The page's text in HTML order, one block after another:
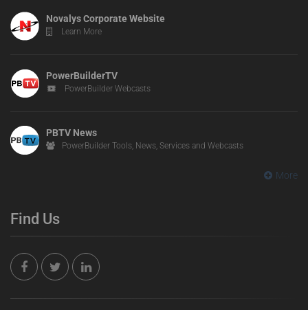
Novalys Corporate Website
Learn More
PowerBuilderTV
PowerBuilder Webcasts
PBTV News
PowerBuilder Tools, News, Services and Webcasts
More
Find Us